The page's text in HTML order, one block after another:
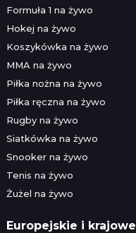
Formuła 1 na żywo
Hokej na żywo
Koszykówka na żywo
MMA na żywo
Piłka nożna na żywo
Piłka ręczna na żywo
Rugby na żywo
Siatkówka na żywo
Snooker na żywo
Tenis na żywo
Żużel na żywo
Europejskie i krajowe